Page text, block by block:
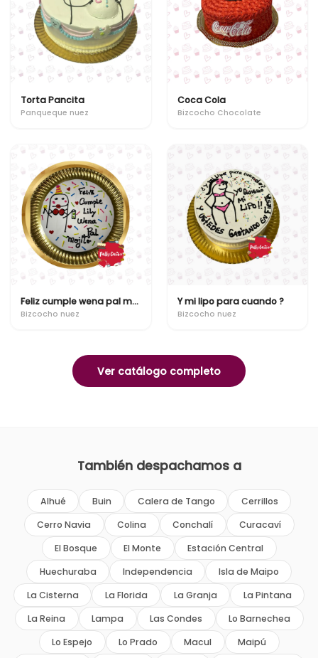
Torta Pancita
Panqueque nuez
Coca Cola
Bizcocho Chocolate
Feliz cumple wena pal mojito
Bizcocho nuez
Y mi lipo para cuando ?
Bizcocho nuez
Ver catálogo completo
También despachamos a
Alhué Buin Calera de Tango
Cerrillos
Cerro Navia
Colina Conchalí
Curacaví
El Bosque
El Monte
Estación Central
Huechuraba
Independencia
Isla de Maipo
La Cisterna
La Florida La Granja
La Pintana
La Reina
Lampa Las Condes
Lo Barnechea
Lo Espejo
Lo Prado Macul Maipú